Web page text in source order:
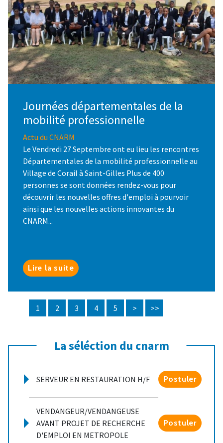
Journées départementales de la
mobilité professionnelle
Actu du CNARM
Le Vendredi 27 Septembre ont eu lieu les rencontres
Départementales de la mobilité professionnelle au
Village de Corail à Saint-Gilles Plus de 400
personnes se sont données rendez-vous pour
découvrir les nouvelles offres d'emploi à pourvoir
ainsi que les nouvelles actions innovantes du
CNARM...
Lire la suite
1 2 3 4 5 > >>
La séléction du cnarm
SERVEUR EN RESTAURATION H/F Postuler
VENDANGEUR/VENDANGEUSE
AVANT PROJET DE RECHERCHE
D'EMPLOI EN METROPOLE
Postuler